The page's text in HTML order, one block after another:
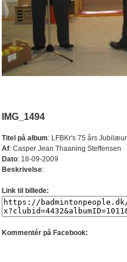
IMG_1494
Titel på album: LFBKr's 75 års
Af: Casper Jean Thaaning Steffensen
Dato: 18-09-2009
Beskrivelse:
Link til billede:
Kommentér på Facebook: